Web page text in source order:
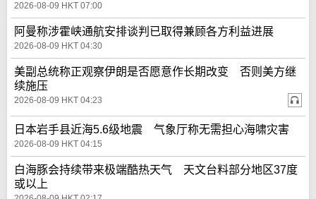
2026-08-09 HKT 07:00
阿曼称涉霍峡通航安排谈判已取得兼顾各方利益进展
2026-08-09 HKT 04:30
美副总统称正观察伊朗是否愿意作长期改变 否则美方继
续施压
2026-08-09 HKT 04:23
日本岩手县近海5.6级地震 气象厅称无需担心海啸灾害
2026-08-09 HKT 04:15
白海豚会持续带来极端酷热天气 天文台料部分地区37度
或以上